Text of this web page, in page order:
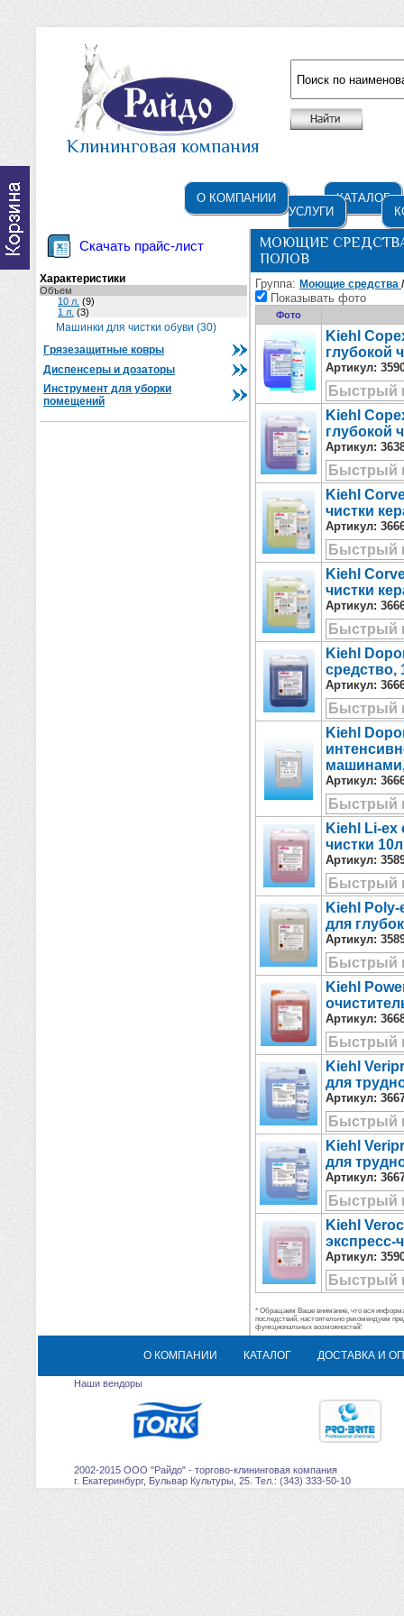
Клининговая компания
О КОМПАНИИ
КАТАЛОГ
УСЛУГИ
Скачать прайс-лист
Характеристики
Объем
10 л. (9)
1 л. (3)
Машинки для чистки обуви (30)
Грязезащитные ковры
Диспенсеры и дозаторы
Инструмент для уборки
помещений
МОЮЩИЕ
ПОЛОВ
Группа: Моющие средства
Показывать фото
Фото
Kiehl
глубокой
Артикул:
Быстрый
Kiehl
глубокой
Артикул:
Быстрый
Kiehl
чистки
Артикул:
Быстрый
Kiehl
чистки
Артикул:
Быстрый
Kiehl
средство,
Артикул:
Быстрый
Kiehl
Артикул:
Быстрый
Kiehl Li-ex
чистки
Артикул:
Быстрый
Kiehl
для
Артикул:
Быстрый
Kiehl
Артикул:
Быстрый
Kiehl
для
Артикул:
Быстрый
Kiehl
для
Артикул:
Быстрый
Kiehl
экспресс-
Артикул:
Быстрый
* Обращаем Ваше внимание, что вся
последствий, настоятельно рекомендуем
функциональных возможностей!
О КОМПАНИИ КАТАЛОГ ДОСТАВКА И
Наши вендоры
2002-2015 ООО "Райдо" - торгово-клининговая компания
г. Екатеринбург, Бульвар Культуры, 25. Тел.: (343) 333-50-10